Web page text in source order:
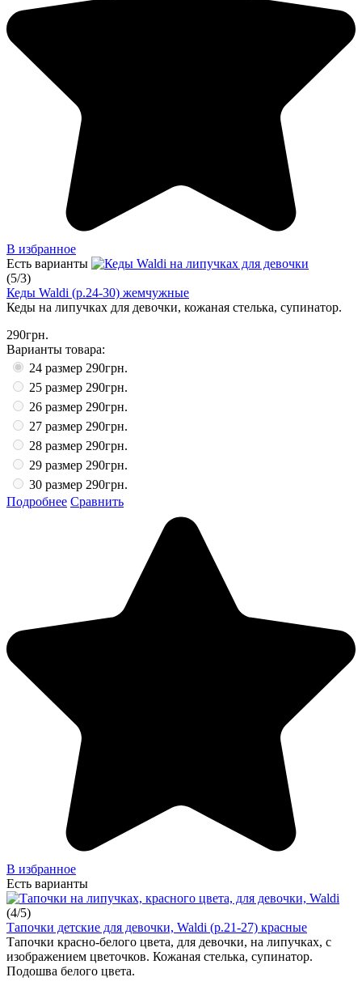
В избранное
Есть варианты
(5/3)
Кеды Waldi (р.24-30) жемчужные
Кеды на липучках для девочки, кожаная стелька, супинатор.
290грн.
Варианты товара:
24 размер 290грн.
25 размер 290грн.
26 размер 290грн.
27 размер 290грн.
28 размер 290грн.
29 размер 290грн.
30 размер 290грн.
Подробнее Сравнить
В избранное
Есть варианты
(4/5)
Тапочки детские для девочки, Waldi (р.21-27) красные
Тапочки красно-белого цвета, для девочки, на липучках, с
изображением цветочков. Кожаная стелька, супинатор.
Подошва белого цвета.